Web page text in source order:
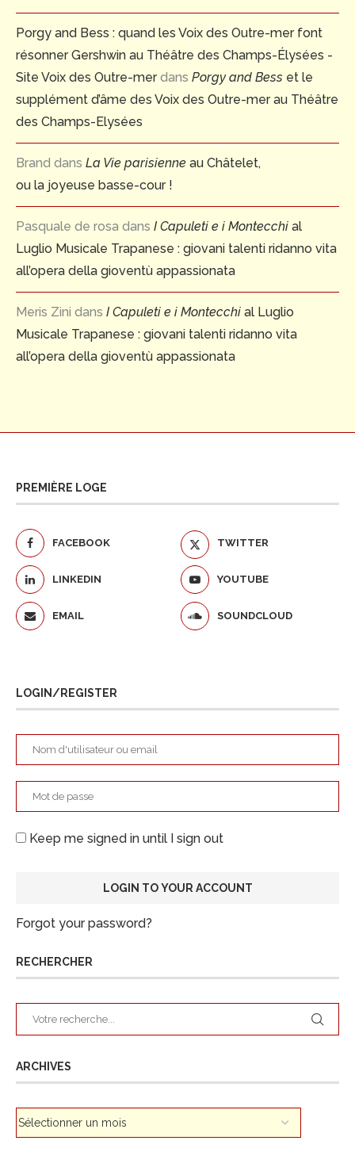
Porgy and Bess : quand les Voix des Outre-mer font
résonner Gershwin au Théâtre des Champs-Élysées -
Site Voix des Outre-merdans Porgy and Bess et le
supplément d’âme des Voix des Outre-mer au Théâtre
des Champs-Elysées
Brand dans La Vie parisienne au Châtelet,
ou la joyeuse basse-cour !
Pasquale de rosa dans I Capuleti e i Montecchi al
Luglio Musicale Trapanese : giovani talenti ridanno vita
all’opera della gioventù appassionata
Meris Zini dans I Capuleti e i Montecchi al Luglio
Musicale Trapanese : giovani talenti ridanno vita
all’opera della gioventù appassionata
PREMIÈRE LOGE
FACEBOOK TWITTER
LINKEDIN YOUTUBE
EMAIL SOUNDCLOUD
LOGIN/REGISTER
Keep me signed in until I sign out
Forgot your password?
RECHERCHER
ARCHIVES